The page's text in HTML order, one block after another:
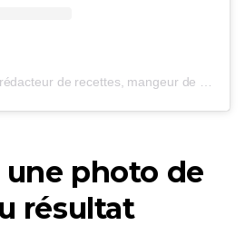
une photo de
résultat